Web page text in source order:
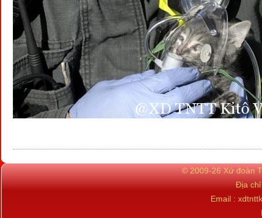
© 2009-26 Xứ đoàn
Địa
Email :